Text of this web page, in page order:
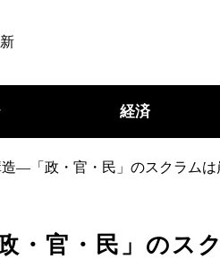
経済
造―「政・官・民」のスクラムは
・官・民」のス